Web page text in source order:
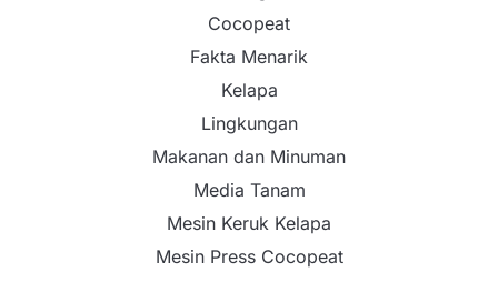
Cocopeat
Fakta Menarik
Kelapa
Lingkungan
Makanan dan Minuman
Media Tanam
Mesin Keruk Kelapa
Mesin Press Cocopeat